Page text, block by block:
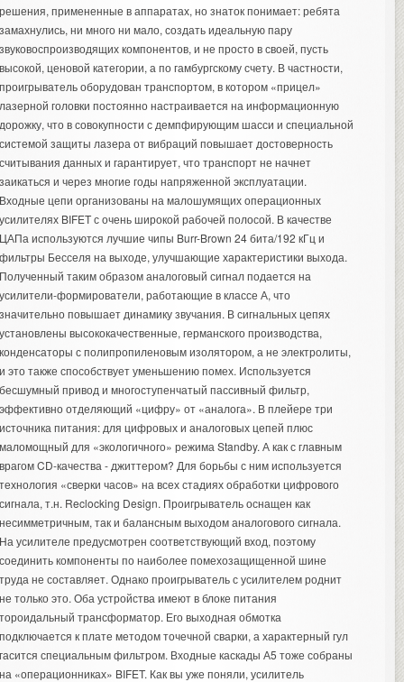
примененные в аппаратах, но знаток понимает: ребята
ни много ни мало, создать идеальную пару
компонентов, и не просто в своей, пусть
ценовой категории, а по гамбургскому счету. В частности,
оборудован транспортом, в котором «прицел»
головки постоянно настраивается на информационную
что в совокупности с демпфирующим шасси и специальной
защиты лазера от вибраций повышает достоверность
данных и гарантирует, что транспорт не начнет
и через многие годы напряженной эксплуатации.
цепи организованы на малошумящих операционных
BIFET с очень широкой рабочей полосой. В качестве
используются лучшие чипы Burr-Brown 24 бита/192 кГц и
Бесселя на выходе, улучшающие характеристики выхода.
таким образом аналоговый сигнал подается на
формирователи, работающие в классе А, что
повышает динамику звучания. В сигнальных цепях
высококачественные, германского производства,
с полипропиленовым изолятором, а не электролиты,
это также способствует уменьшению помех. Используется
привод и многоступенчатый пассивный фильтр,
отделяющий «цифру» от «аналога». В плейере три
питания: для цифровых и аналоговых цепей плюс
для «экологичного» режима Standby. А как с главным
CD-качества - джиттером? Для борьбы с ним используется
«сверки часов» на всех стадиях обработки цифрового
т.н. Reclocking Design. Проигрыватель оснащен как
так и балансным выходом аналогового сигнала.
усилителе предусмотрен соответствующий вход, поэтому
компоненты по наиболее помехозащищенной шине
не составляет. Однако проигрыватель с усилителем роднит
только это. Оба устройства имеют в блоке питания
трансформатор. Его выходная обмотка
к плате методом точечной сварки, а характерный гул
специальным фильтром. Входные каскады А5 тоже собраны
«операционниках» BIFET. Как вы уже поняли, усилитель